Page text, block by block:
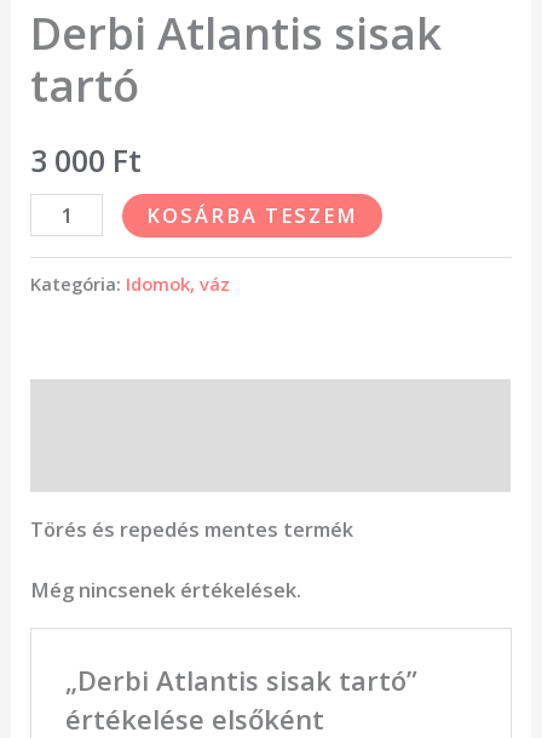
Derbi Atlantis sisak
tartó
3 000 Ft
KOSÁRBA TESZEM
Kategória: Idomok, váz
Törés és repedés mentes termék
Még nincsenek értékelések.
„Derbi Atlantis sisak tartó”
értékelése elsőként